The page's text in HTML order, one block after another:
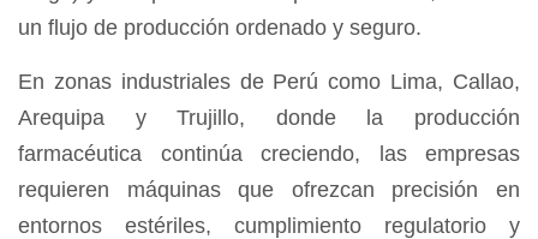
un flujo de producción ordenado y seguro.
En zonas industriales de Perú como Lima, Callao,
Arequipa y Trujillo, donde la producción
farmacéutica continúa creciendo, las empresas
requieren máquinas que ofrezcan precisión en
entornos estériles, cumplimiento regulatorio y